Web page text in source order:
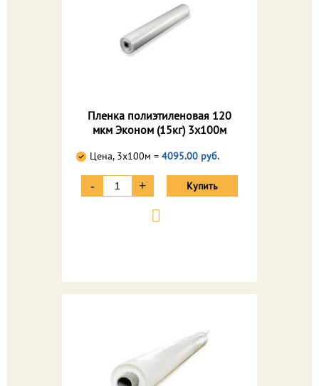
Пленка полиэтиленовая 120
мкм Эконом (15кг) 3х100м
Цена, 3х100м = 4095.00 руб.
- + Купить